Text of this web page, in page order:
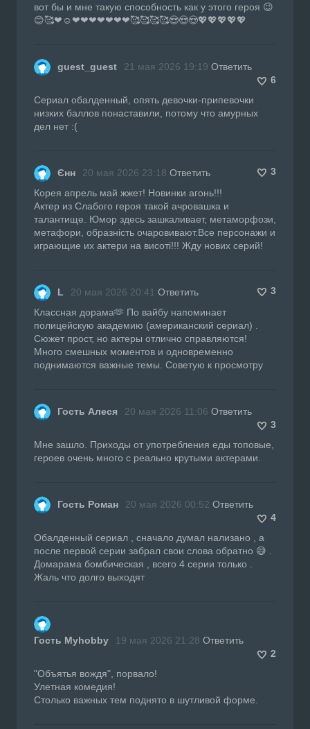
вот бы и мне такую способность как у этого героя 😉
😊🥰❤☺❤❤❤❤❤❤❤🥰🥰🥰🥰😍😍😍💖💖💖💖💖
guest_guest 21 мая 2026 19:19 Ответить
6
Сериал обалденный, опять девочки-припевочки
низких баллов понаставили, потому что амурных
дел нет :(
Єнн 20 мая 2026 23:18 Ответить
3
Корея апрель май жжет! Новинки агонь!!!
Актер из Слабого героя такой ачровашка и
талантище. Юмор здесь зашкаливает, метаморфози,
метафори, образність очаровивают.Все персонажи и
играющие их актери на висоті!!! Жду нових серий!
L 20 мая 2026 20:41 Ответить
3
Классная дорама🫶 По вайбу напоминает
полицейскую академию (американский сериал) .
Сюжет прост, но актеры отлично справляются!
Много смешных моментов и одновременно
поднимаются важные темы. Советую к просмотру
Гость Алеся 20 мая 2026 11:06 Ответить
3
Мне зашло. Приходы от употребления еды топовые,
героев очень много с реально крутыми актерами.
Гость Роман 20 мая 2026 00:52 Ответить
4
Обалденный сериал , сначало думал нализано , а
после первой серии забрал свои слова обратно 😅 .
Домарама бомбическая , всего 4 серии только .
Жаль что долго выходят
Гость Myhobby 19 мая 2026 21:28 Ответить
2
"Объятья вождя", порвало!
Улетная комедия!
Столько важных тем поднято в шутливой форме.